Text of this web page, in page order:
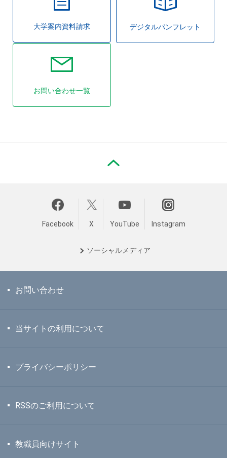
大学案内資料請求 デジタルパンフレット
お問い合わせ一覧
Facebook X YouTube Instagram
ソーシャル メディア
お問い合わせ
当サイトの利用について
プライバシーポリシー
RSSのご利用について
教職員向けサイト